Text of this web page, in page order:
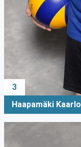
3
Haapamäki Kaarlo